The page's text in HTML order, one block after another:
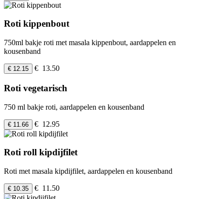
Roti kippenbout
750ml bakje roti met masala kippenbout, aardappelen en
kousenband
€ 12.15 € 13.50
Roti vegetarisch
750 ml bakje roti, aardappelen en kousenband
€ 11.66 € 12.95
Roti roll kipdijfilet
Roti met masala kipdijfilet, aardappelen en kousenband
€ 10.35 € 11.50